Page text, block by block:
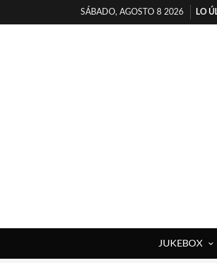
SÁBADO, AGOSTO 8 2026
LO
JUKEBOX